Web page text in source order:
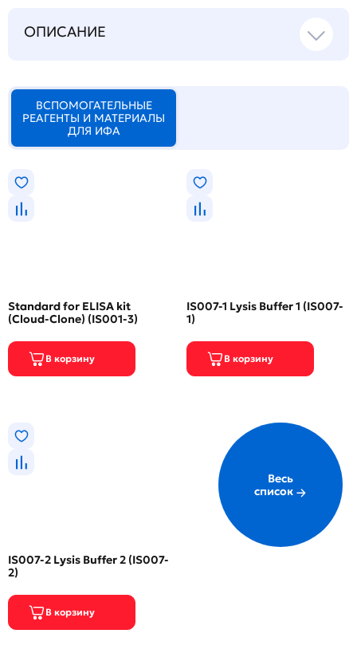
ОПИСАНИЕ
ВСПОМОГАТЕЛЬНЫЕ
РЕАГЕНТЫ И МАТЕРИАЛЫ
ДЛЯ ИФА
Standard for ELISA kit
(Cloud-Clone) (IS001-3)
IS007-1 Lysis Buffer 1 (IS007-
1)
IS007-2 Lysis Buffer 2 (IS007-
2)
Весь
список